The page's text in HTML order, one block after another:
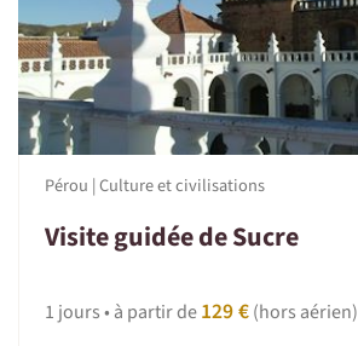
Pérou | Culture et civilisations
Visite guidée de Sucre
1 jours • à partir de129 €(hors aérien)